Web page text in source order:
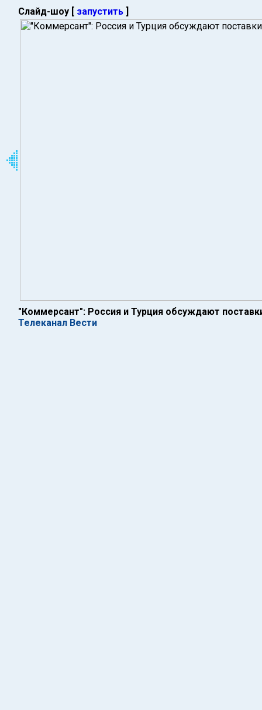
Слайд-шоу [ запустить ]
"Коммерсант": Россия и Турция обсуждают
Телеканал Вести